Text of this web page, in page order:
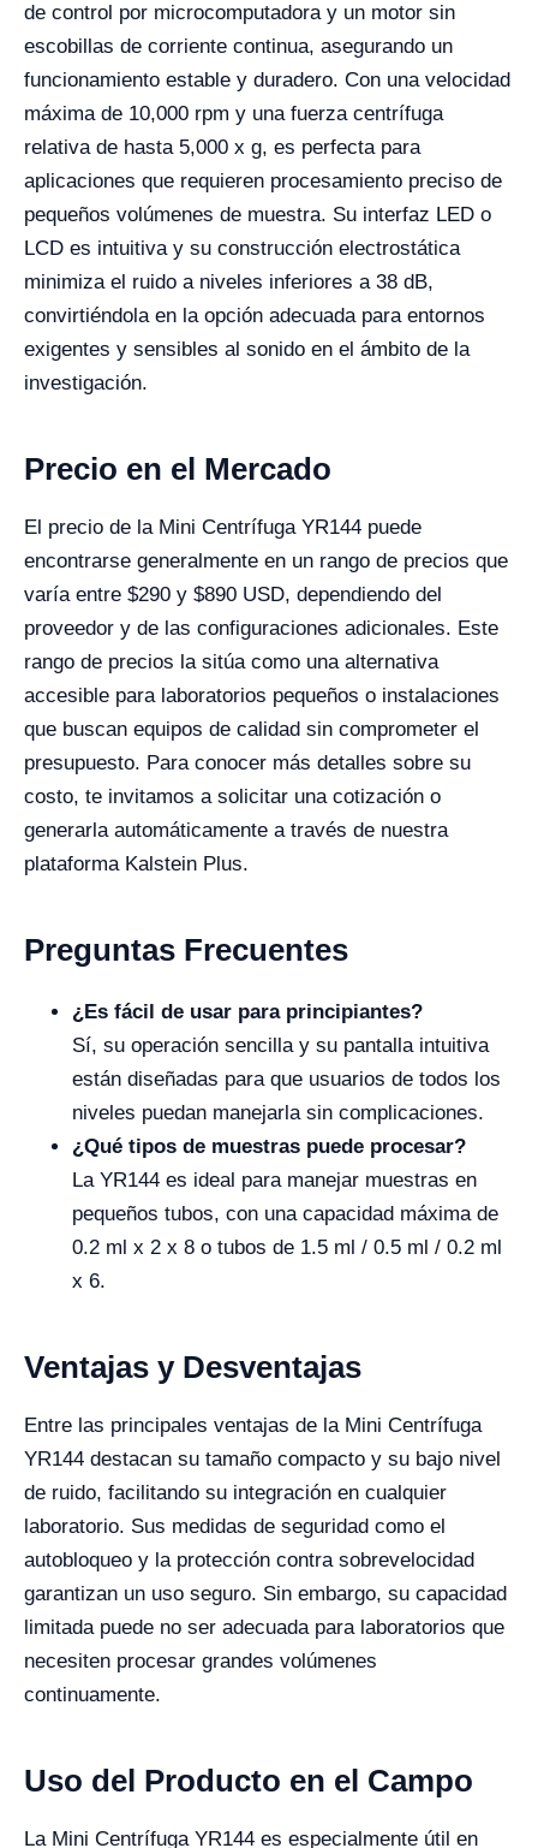
de control por microcomputadora y un motor sin
escobillas de corriente continua, asegurando un
funcionamiento estable y duradero. Con una velocidad
máxima de 10,000 rpm y una fuerza centrífuga
relativa de hasta 5,000 x g, es perfecta para
aplicaciones que requieren procesamiento preciso de
pequeños volúmenes de muestra. Su interfaz LED o
LCD es intuitiva y su construcción electrostática
minimiza el ruido a niveles inferiores a 38 dB,
convirtiéndola en la opción adecuada para entornos
exigentes y sensibles al sonido en el ámbito de la
investigación.
Precio en el Mercado
El precio de la Mini Centrífuga YR144 puede
encontrarse generalmente en un rango de precios que
varía entre $290 y $890 USD, dependiendo del
proveedor y de las configuraciones adicionales. Este
rango de precios la sitúa como una alternativa
accesible para laboratorios pequeños o instalaciones
que buscan equipos de calidad sin comprometer el
presupuesto. Para conocer más detalles sobre su
costo, te invitamos a solicitar una cotización o
generarla automáticamente a través de nuestra
plataforma Kalstein Plus.
Preguntas Frecuentes
¿Es fácil de usar para principiantes?
Sí, su operación sencilla y su pantalla intuitiva
están diseñadas para que usuarios de todos los
niveles puedan manejarla sin complicaciones.
¿Qué tipos de muestras puede procesar?
La YR144 es ideal para manejar muestras en
pequeños tubos, con una capacidad máxima de
0.2 ml x 2 x 8 o tubos de 1.5 ml / 0.5 ml / 0.2 ml
x 6.
Ventajas y Desventajas
Entre las principales ventajas de la Mini Centrífuga
YR144 destacan su tamaño compacto y su bajo nivel
de ruido, facilitando su integración en cualquier
laboratorio. Sus medidas de seguridad como el
autobloqueo y la protección contra sobrevelocidad
garantizan un uso seguro. Sin embargo, su capacidad
limitada puede no ser adecuada para laboratorios que
necesiten procesar grandes volúmenes
continuamente.
Uso del Producto en el Campo
La Mini Centrífuga YR144 es especialmente útil en